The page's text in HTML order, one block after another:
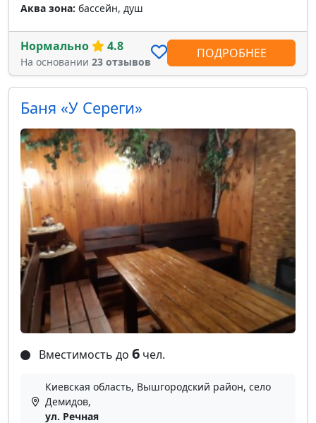
Аква зона: бассейн, душ
Нормально 4.8
На основании 23 отзывов
ПОДРОБНЕЕ
Баня «У Сереги»
Вместимость до 6 чел.
Киевская область, Вышгородский район, село
Демидов,
ул. Речная